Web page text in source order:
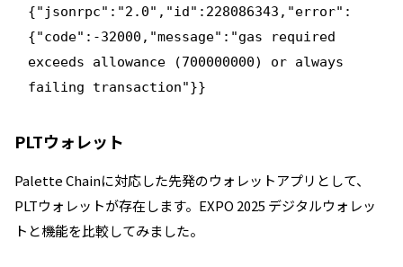
{"jsonrpc":"2.0","id":228086343,"error":
{"code":-32000,"message":"gas required
exceeds allowance (700000000) or always
failing transaction"}}
PLTウォレット
Palette Chainに対応した先発のウォレットアプリとして、
PLTウォレットが存在します。EXPO 2025 デジタルウォレッ
トと機能を比較してみました。